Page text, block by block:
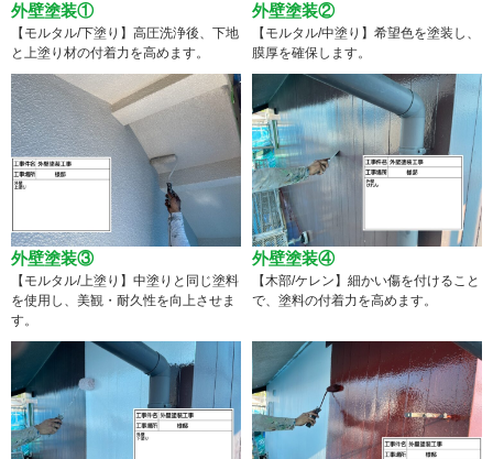
外壁塗装①
【モルタル/下塗り】高圧洗浄後、下地
と上塗り材の付着力を高めます。
外壁塗装②
【モルタル/中塗り】希望色を塗装し、
膜厚を確保します。
外壁塗装③
【モルタル/上塗り】中塗りと同じ塗料
を使用し、美観・耐久性を向上させま
す。
外壁塗装④
【木部/ケレン】細かい傷を付けること
で、塗料の付着力を高めます。